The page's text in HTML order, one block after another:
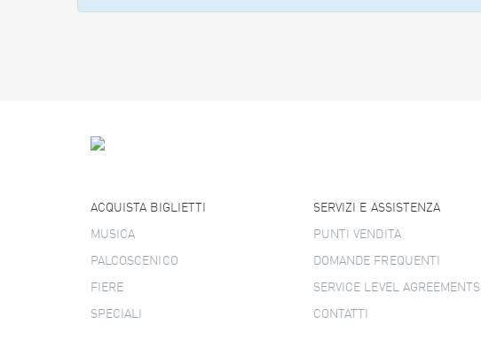
ACQUISTA BIGLIETTI
MUSICA
PALCOSCENICO
FIERE
SPECIALI
SERVIZI E ASSISTENZA
PUNTI VENDITA
DOMANDE FREQUENTI
SERVICE LEVEL AGREEMENTS
CONTATTI